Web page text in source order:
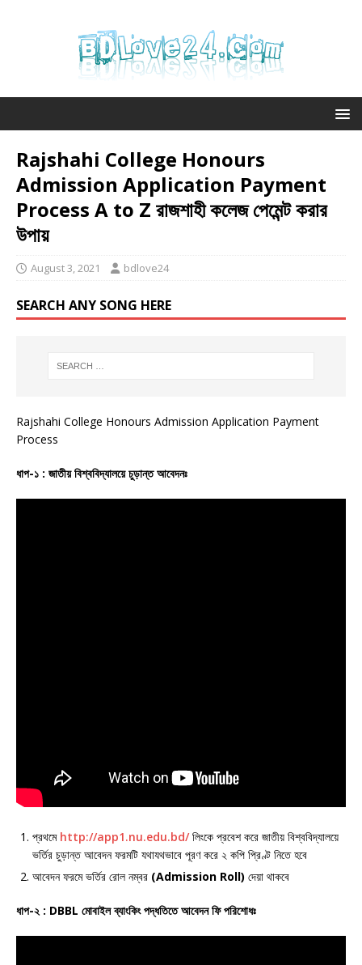
Rajshahi College Honours
Admission Application Payment
Process A to Z রাজশাহী কলেজ পেমেন্ট করার
উপায়
August 3, 2021 bdlove24
SEARCH ANY SONG HERE
Rajshahi College Honours Admission Application Payment
Process
ধাপ-১ : জাতীয় বিশ্ববিদ্যালয়ে চুড়ান্ত আবেদনঃ
প্রথমে http://app1.nu.edu.bd/লিংকে প্রবেশ করে জাতীয় বিশ্ববিদ্যালয়ে
ভর্তির চুড়ান্ত আবেদন ফরমটি যথাযথভাবে পূরণ করে ২ কপি প্রিণ্ট নিতে হবে
আবেদন ফরমে ভর্তির রোল নম্বর (Admission Roll) দেয়া থাকবে
ধাপ-২ : DBBL মোবাইল ব্যাংকিং পদ্ধতিতে আবেদন ফি পরিশোধঃ